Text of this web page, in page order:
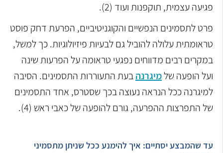
פגיעה עצמית, תוקפנות ועוד (2).
פרט לתסמינים הנפשיים והקוגניטיביים, הפרעת דחק פוסט
טראומתית עלולה להוביל גם לבעיות פיזיולוגיות. כך למשל,
במקרים רבים מדווחים נפגעי טראומה על הפרעות שינה
ועל הופעה שלמיגרנהבעת התעוררות התסמינים. הסיבה
למיגרנה ככל הנראה נעוצה בכך שסטרס, אחד התסמינים
של התפרצות ההפרעה, גורם להופעה של כאבי ראש (4).
עד שהמבצע יסתיים: איך להימנע ככל שניתן מתסמיני